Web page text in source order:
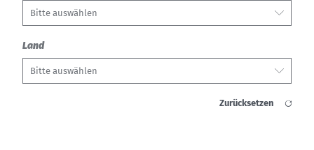
Bitte auswählen
Land
Bitte auswählen
Zurücksetzen